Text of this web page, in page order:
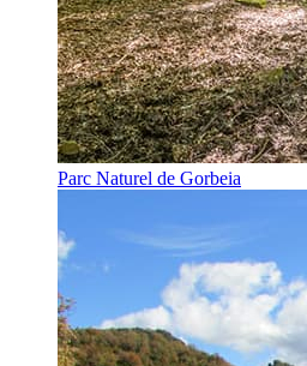
Parc Naturel de Gorbeia